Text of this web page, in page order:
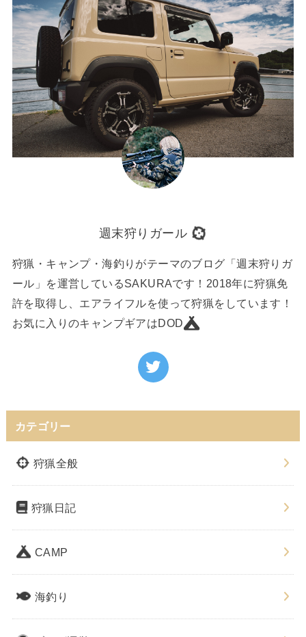
週末狩りガール
狩猟・キャンプ・海釣りがテーマのブログ「週末狩りガ
ール」を運営しているSAKURAです！2018年に狩猟免
許を取得し、エアライフルを使って狩猟をしています！
お気に入りのキャンプギアはDOD
カテゴリー
狩猟全般
狩猟日記
CAMP
海釣り